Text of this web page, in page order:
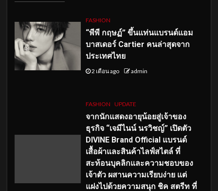
FASHION
“พีพี กฤษฏ์” ขึ้นแท่นแบรนด์แอม
บาสเดอร์ Cartier คนล่าสุดจาก
ประเทศไทย
2 เดือน ago admin
FASHION UPDATE
จากนักแสดงอายุน้อยสู่เจ้าของ
ธุรกิจ “เจมีไนน์ นรวิชญ์” เปิดตัว
DIVINE Brand Official แบรนด์
เสื้อผ้าและสินค้าไลฟ์สไตล์ ที่
สะท้อนบุคลิกและความชอบของ
เจ้าตัว ผสานความเรียบง่าย แต่
แฝงไปด้วยความสนุก ชิค สตรีท ที่